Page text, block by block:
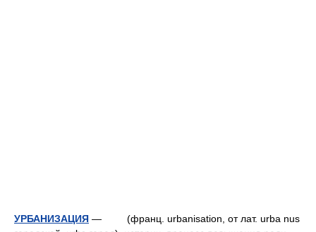
УРБАНИЗАЦИЯ — (франц. urbanisation, от лат. urba nus